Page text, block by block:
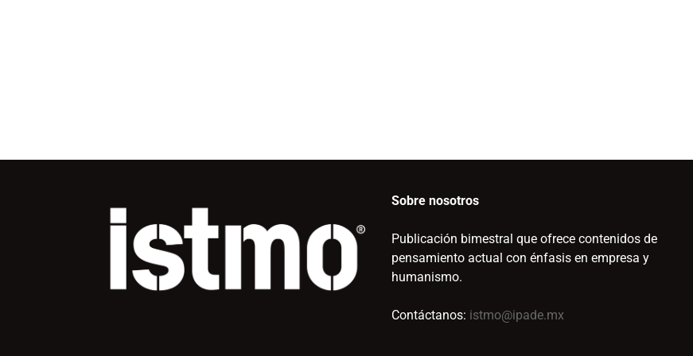
Sobre nosotros
Publicación bimestral que ofrece contenidos de
pensamiento actual con énfasis en empresa y
humanismo.
Contáctanos: istmo@ipade.mx